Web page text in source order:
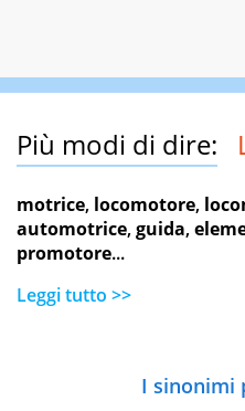
Più modi di dire:
motrice, locomotore,
automotrice,guida,
promotore...
Leggi tutto >>
I sinonimi